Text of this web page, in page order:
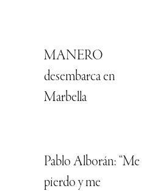
MANERO
desembarca en
Marbella
Pablo Alborán: “Me
pierdo y me